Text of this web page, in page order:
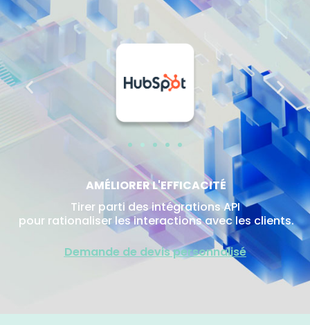
AMÉLIORER L'EFFICACITÉ
Tirer parti des intégrations API
pour rationaliser les interactions avec les clients.
Demande de devis personnalisé